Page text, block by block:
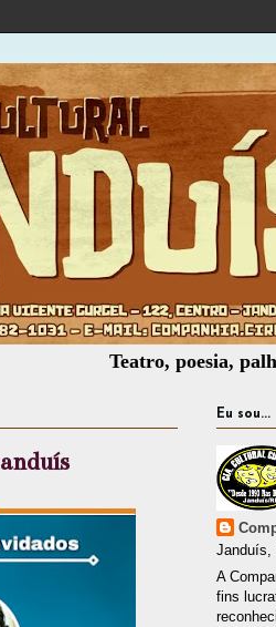
Teatro, poesia,
Eu sou...
Janduís,
A
fins